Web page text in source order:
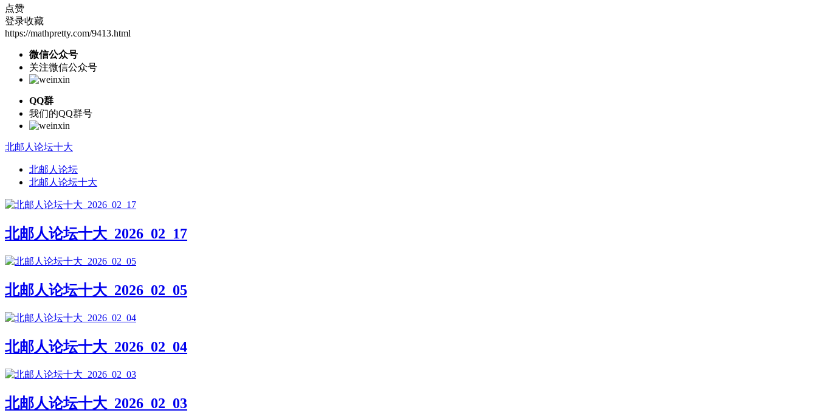
点赞
登录收藏
https://mathpretty.com/9413.html
微信公众号
关注微信公众号
QQ群
我们的QQ群号
北邮人论坛十大
北邮人论坛
北邮人论坛十大
北邮人论坛十大_2026_02_17
北邮人论坛十大_2026_02_05
北邮人论坛十大_2026_02_04
北邮人论坛十大_2026_02_03